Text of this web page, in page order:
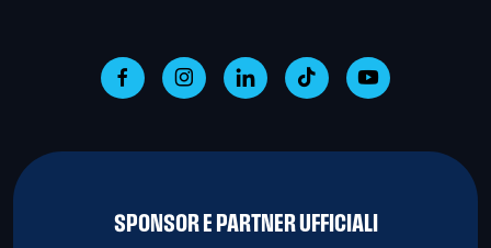
SPONSOR E PARTNER UFFICIALI